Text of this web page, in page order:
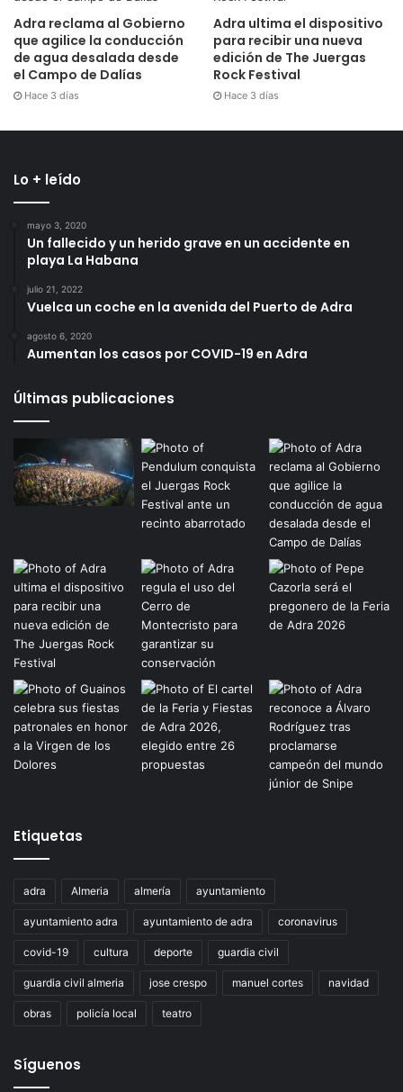
Adra reclama al Gobierno
que agilice la conducción
de agua desalada desde
el Campo de Dalías
Hace 3 días
Adra ultima el dispositivo
para recibir una nueva
edición de The Juergas
Rock Festival
Hace 3 días
Lo + leído
mayo 3, 2020
Un fallecido y un herido grave en un accidente en
playa La Habana
julio 21, 2022
Vuelca un coche en la avenida del Puerto de Adra
agosto 6, 2020
Aumentan los casos por COVID-19 en Adra
Últimas publicaciones
Etiquetas
adra Almeria almería ayuntamiento
ayuntamiento adra ayuntamiento de adra coronavirus
covid-19 cultura deporte guardia civil
guardia civil almeria jose crespo manuel cortes navidad
obras policía local teatro
Síguenos